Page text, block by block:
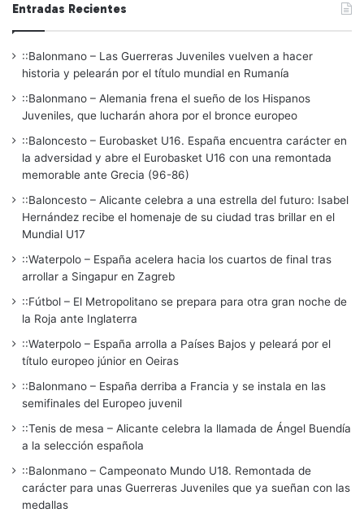
Entradas Recientes
::Balonmano – Las Guerreras Juveniles vuelven a hacer
historia y pelearán por el título mundial en Rumanía
::Balonmano – Alemania frena el sueño de los Hispanos
Juveniles, que lucharán ahora por el bronce europeo
::Baloncesto – Eurobasket U16. España encuentra carácter en
la adversidad y abre el Eurobasket U16 con una remontada
memorable ante Grecia (96-86)
::Baloncesto – Alicante celebra a una estrella del futuro: Isabel
Hernández recibe el homenaje de su ciudad tras brillar en el
Mundial U17
::Waterpolo – España acelera hacia los cuartos de final tras
arrollar a Singapur en Zagreb
::Fútbol – El Metropolitano se prepara para otra gran noche de
la Roja ante Inglaterra
::Waterpolo – España arrolla a Países Bajos y peleará por el
título europeo júnior en Oeiras
::Balonmano – España derriba a Francia y se instala en las
semifinales del Europeo juvenil
::Tenis de mesa – Alicante celebra la llamada de Ángel Buendía
a la selección española
::Balonmano – Campeonato Mundo U18. Remontada de
carácter para unas Guerreras Juveniles que ya sueñan con las
medallas